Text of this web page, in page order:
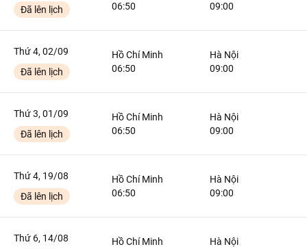
Đã lên lịch
06:50
09:00
Thứ 4, 02/09
Đã lên lịch
Hồ Chí Minh
06:50
Hà Nội
09:00
Thứ 3, 01/09
Đã lên lịch
Hồ Chí Minh
06:50
Hà Nội
09:00
Thứ 4, 19/08
Đã lên lịch
Hồ Chí Minh
06:50
Hà Nội
09:00
Thứ 6, 14/08
Hồ Chí Minh
Hà Nội